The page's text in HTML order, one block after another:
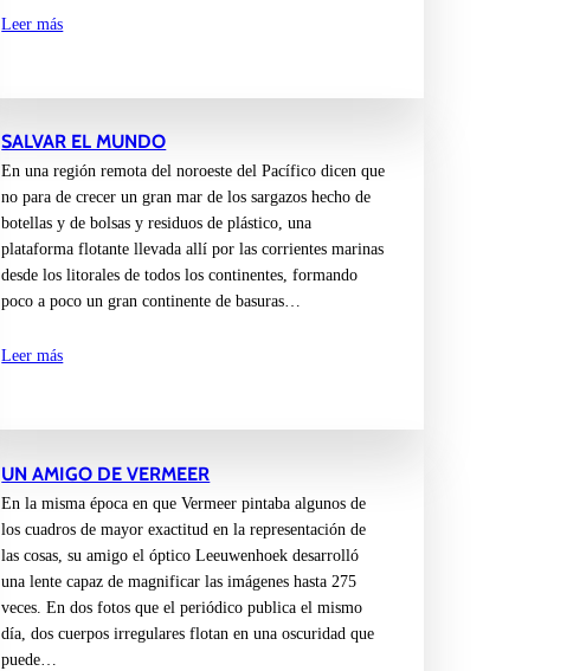
Leer más
SALVAR EL MUNDO
En una región remota del noroeste del Pacífico dicen que
no para de crecer un gran mar de los sargazos hecho de
botellas y de bolsas y residuos de plástico, una
plataforma flotante llevada allí por las corrientes marinas
desde los litorales de todos los continentes, formando
poco a poco un gran continente de basuras…
Leer más
UN AMIGO DE VERMEER
En la misma época en que Vermeer pintaba algunos de
los cuadros de mayor exactitud en la representación de
las cosas, su amigo el óptico Leeuwenhoek desarrolló
una lente capaz de magnificar las imágenes hasta 275
veces. En dos fotos que el periódico publica el mismo
día, dos cuerpos irregulares flotan en una oscuridad que
puede…